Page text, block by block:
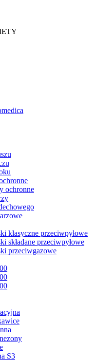
ochronne
klasyczne przeciwpyłowe
składane przeciwpyłowe
przeciwgazowe
S3